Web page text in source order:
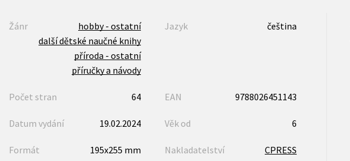
Žánr
hobby - ostatní
další dětské naučné knihy
příroda - ostatní
příručky a návody
Jazyk čeština
Počet stran 64 EAN 9788026451143
Datum vydání 19.02.2024 Věk od 6
Formát 195x255 mm Nakladatelství CPRESS